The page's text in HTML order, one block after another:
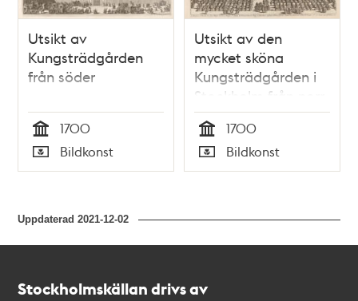
Utsikt av
Kungsträdgården
från söder
Tid
1700
Typ
Bildkonst
Utsikt av den
mycket sköna
Kungsträdgården i
Stockholm från norr
Tid
1700
Typ
Bildkonst
Uppdaterad2021-12-02
Stockholmskällan drivs av